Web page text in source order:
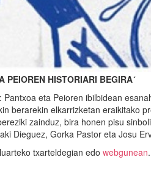
PEIOREN HISTORIARI BEGIRA´
Pantxoa eta Peioren ibilbidean
berarekin elkarrizketan eraikitako
zainduz, bira honen pisu
Dieguez, Gorka Pastor eta Josu
txarteldegian edo webgunean.